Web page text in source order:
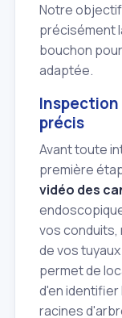
Notre
précisément
bouchon
adaptée.
précis
Avant toute
première
vidéo des
vos conduits,
de vos
permet de
d'en
racines